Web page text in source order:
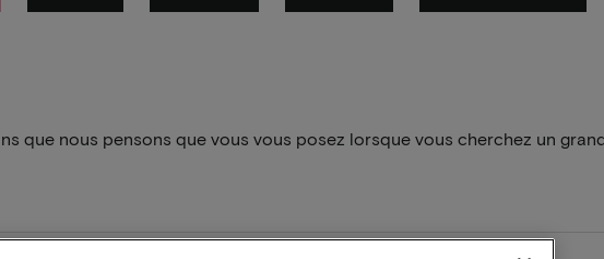
que nous pensons que vous vous posez lorsque vous cherchez un